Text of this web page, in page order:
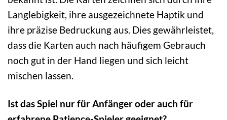
Langlebigkeit, ihre ausgezeichnete Haptik und
ihre präzise Bedruckung aus. Dies gewährleistet,
dass die Karten auch nach häufigem Gebrauch
noch gut in der Hand liegen und sich leicht
mischen lassen.
Ist das Spiel nur für Anfänger oder auch für